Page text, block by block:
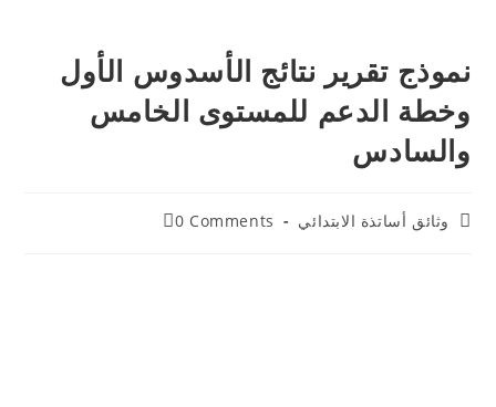
نموذج تقرير نتائج الأسدوس الأول
وخطة الدعم للمستوى الخامس
والسادس
Postوثائق أساتذة الابتدائي
Post
0 Comments